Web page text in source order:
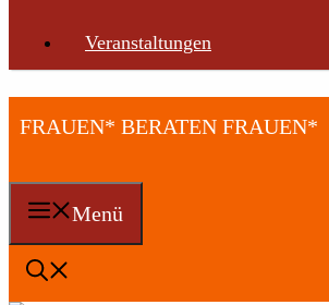
Veranstaltungen
FRAUEN* BERATEN FRAUEN*
Menü